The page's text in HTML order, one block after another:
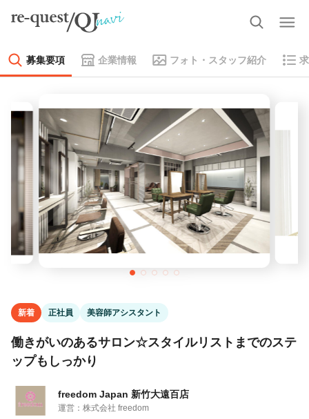
募集要項 企業情報 フォト・スタッフ紹介
新着 正社員 美容師アシスタント
働きがいのあるサロン☆スタイルリストまでのステ
ップもしっかり
freedom Japan 新竹大遠百店
運営：株式会社 freedom